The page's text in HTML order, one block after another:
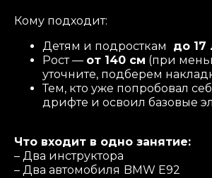
Кому подходит:
Детям и подросткам
до 17
Рост — от 140 см (при
уточните, подберем
Тем, кто уже попробовал
дрифте и освоил базовые
Что входит в одно занятие:
– Два инструктора
– Два автомобиля BMW E92